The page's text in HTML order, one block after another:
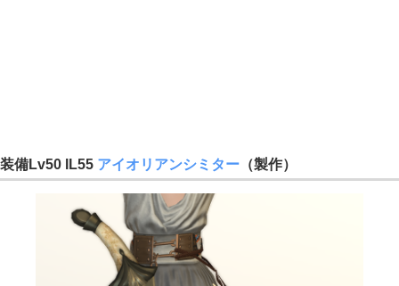
装備Lv50 IL55 アイオリアンシミター （製作）